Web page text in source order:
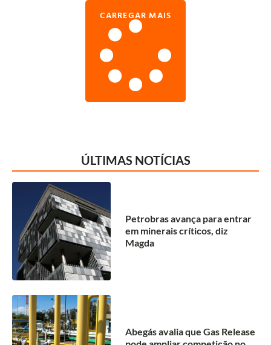
CARREGAR MAIS
ÚLTIMAS NOTÍCIAS
Petrobras avança para entrar
em minerais críticos, diz
Magda
Abegás avalia que Gas Release